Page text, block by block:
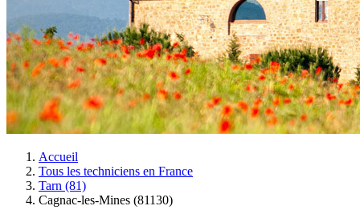
Accueil
Tous les techniciens en France
Tarn (81)
Cagnac-les-Mines (81130)